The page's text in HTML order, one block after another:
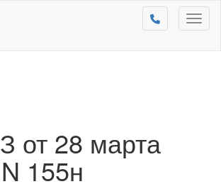
от 28 марта
155н